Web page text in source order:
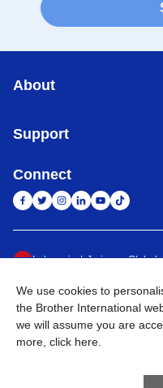
About
Support
Connect
Indonesia Jaringan Global
Privacy Policy Ketentuan
©2026BROTHER
We use cookies to
the Brother International
we will assume you are
more, click here